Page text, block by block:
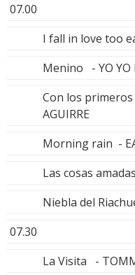
07.00
I fall in love too
Menino - YO YO
Con los primeros
AGUIRRE
Morning rain -
Las cosas
Niebla del
07.30
La Visita -